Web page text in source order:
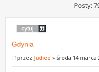
Posty:
Gdynia
przez Judiee » środa 14 marca